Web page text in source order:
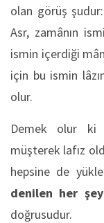
olan görüş
Asr, zamânın
ismin içerdiği
için bu ismin
olur.
Demek olur ki
müşterek lafız
hepsine de
denilen her
doğrusudur.